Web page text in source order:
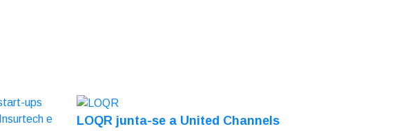
LOQR junta-se a United Channels